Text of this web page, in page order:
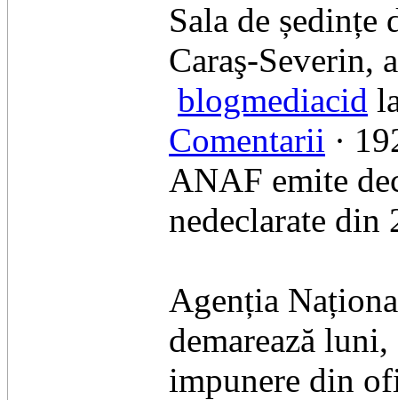
Sala de
Caraş-Severin,
blogmediacid
Comentarii ·
ANAF emite
nedeclarate din
Agenția
demarează
impunere din